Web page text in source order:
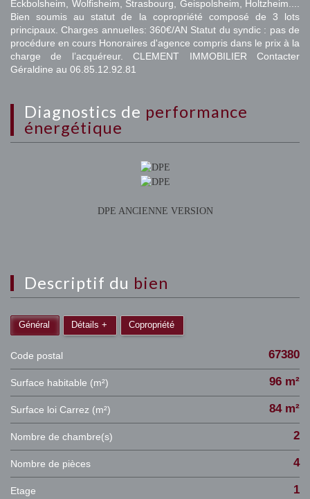
Eckbolsheim, Wolfisheim, Strasbourg, Geispolsheim, Holtzheim....
Bien soumis au statut de la copropriété composé de 3 lots
principaux. Charges annuelles: 360€/AN Statut du syndic : pas de
procédure en cours Honoraires d'agence compris dans le prix à la
charge de l’acquéreur. CLEMENT IMMOBILIER Contacter
Géraldine au 06.85.12.92.81
diagnostics de performance
énergétique
DPE ANCIENNE VERSION
descriptif du bien
Général Détails + Copropriété
Code postal 67380
Surface habitable (m²) 96 m²
Surface loi Carrez (m²) 84 m²
Nombre de chambre(s) 2
Nombre de pièces 4
Etage 1